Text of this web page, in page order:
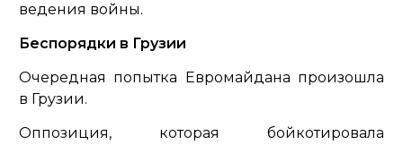
ведения войны.
Беспорядки в Грузии
Очередная попытка Евромайдана произошла
в Грузии.
Оппозиция, которая бойкотировала